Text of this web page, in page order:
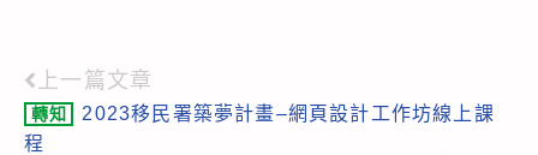
Read
more
上一篇文章
轉知
2023移民署築夢計畫–網頁設計工作坊線上課
程